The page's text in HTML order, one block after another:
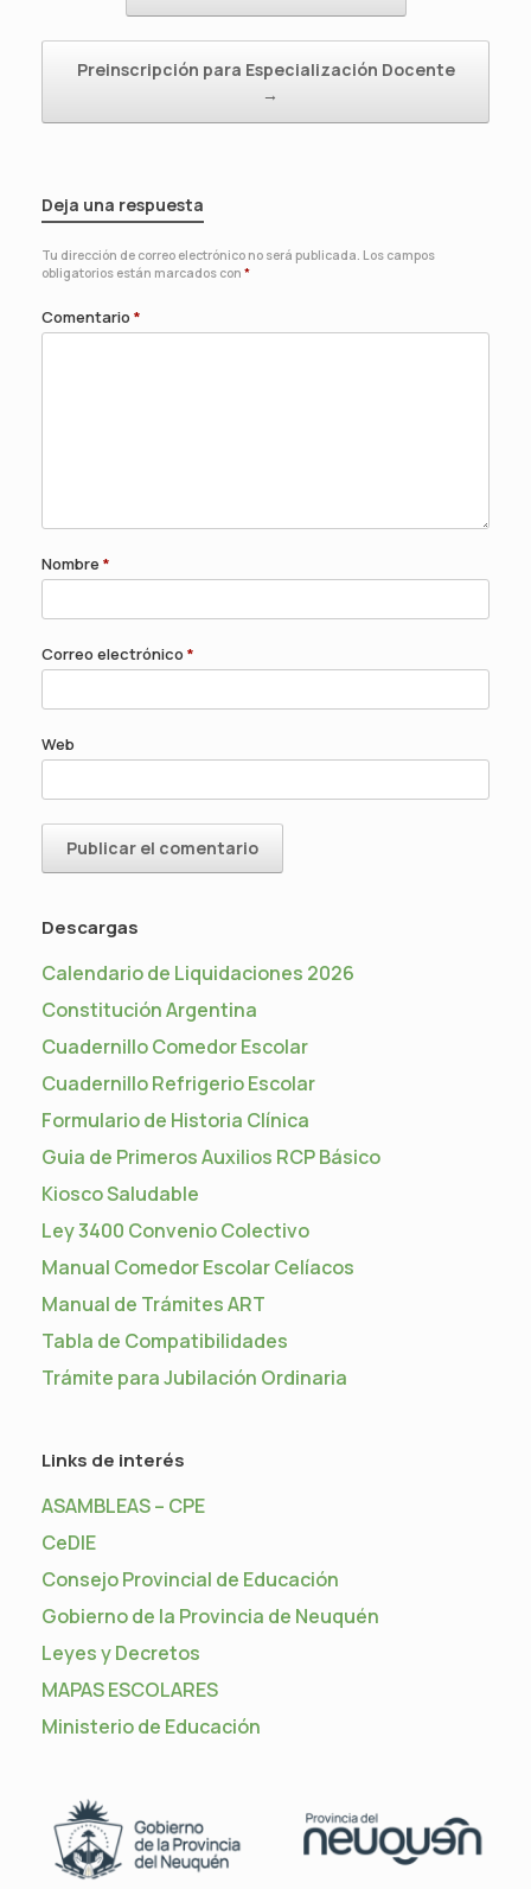
Preinscripción para Especialización Docente
→
Deja una respuesta
Tu dirección de correo electrónico no será publicada. Los campos
obligatorios están marcados con *
Comentario *
Nombre *
Correo electrónico *
Web
Descargas
Calendario de Liquidaciones 2026
Constitución Argentina
Cuadernillo Comedor Escolar
Cuadernillo Refrigerio Escolar
Formulario de Historia Clínica
Guia de Primeros Auxilios RCP Básico
Kiosco Saludable
Ley 3400 Convenio Colectivo
Manual Comedor Escolar Celíacos
Manual de Trámites ART
Tabla de Compatibilidades
Trámite para Jubilación Ordinaria
Links de interés
ASAMBLEAS – CPE
CeDIE
Consejo Provincial de Educación
Gobierno de la Provincia de Neuquén
Leyes y Decretos
MAPAS ESCOLARES
Ministerio de Educación